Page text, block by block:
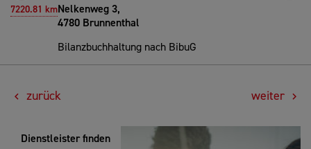
7220.81 kmNelkenweg 3,
4780 Brunnenthal
Bilanzbuchhaltung nach BibuG
zurück weiter
Dienstleister finden